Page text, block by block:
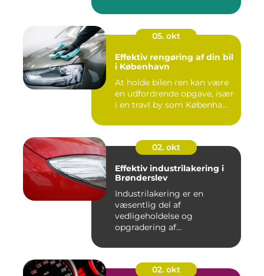
05. okt
Effektiv rengøring af din bil
i København
At holde bilen ren kan være
en udfordrende opgave, især
i en travl by som Københa...
02. okt
Effektiv industrilakering i
Brønderslev
Industrilakering er en
væsentlig del af
vedligeholdelse og
opgradering af
02. okt